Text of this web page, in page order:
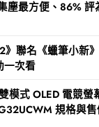
塵最方便、86% 評
》聯名《蠟筆小新
一次看
模式 OLED 電競螢
規格與